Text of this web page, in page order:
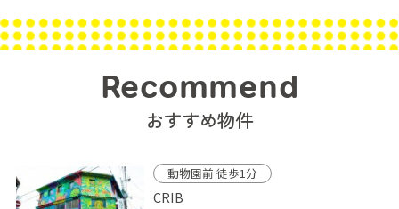
Recommend
おすすめ物件
動物園前 徒歩1分
CRIB